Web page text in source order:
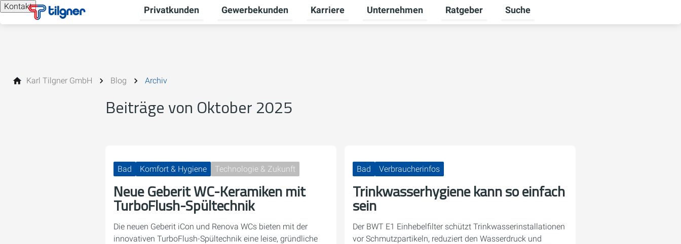
Kontakt Privatkunden
Untermenü für Privatkunden umschalten
Gewerbekunden
Untermenü für Gewerbekunden umschalten
Karriere
Untermenü für Karriere umschalten
Unternehmen
Untermenü für Unternehmen umschalten
Ratgeber
Untermenü für Ratgeber umschalten
Suche
Karl Tilgner GmbH Blog Archiv
Beiträge von Oktober 2025
Bad Komfort & Hygiene Technologie & Zukunft
Neue Geberit WC-Keramiken mit
TurboFlush-Spültechnik
Die neuen Geberit iCon und Renova WCs bieten mit der
innovativen TurboFlush-Spültechnik eine leise, gründliche
Bad Verbraucherinfos
Trinkwasserhygiene kann so einfach
sein
Der BWT E1 Einhebelfilter schützt Trinkwasserinstallationen
vor Schmutzpartikeln, reduziert den Wasserdruck und